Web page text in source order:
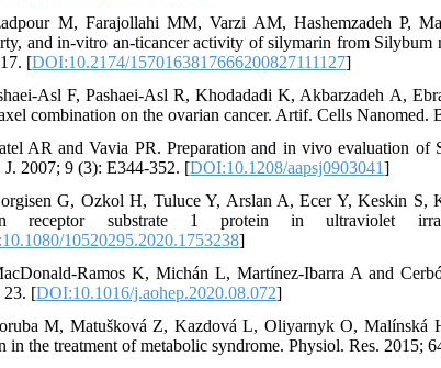
M, Farajollahi MM, Varzi AM, Hashemzadeh P,
and in-vitro an-ticancer activity of silymarin from
[DOI:10.2174/1570163817666200827111127]
Asl F, Pashaei-Asl R, Khodadadi K, Akbarzadeh A,
combination on the ovarian cancer. Artif. Cells
AR and Vavia PR. Preparation and in vivo evaluation
J. 2007; 9 (3): E344-352. [DOI:10.1208/aapsj0903041]
G, Ozkol H, Tuluce Y, Arslan A, Ecer Y, Keskin S,
receptor substrate 1 protein in ultraviolet
10520295.2020.1753238]
Ramos K, Michán L, Martínez-Ibarra A and
23. [DOI:10.1016/j.aohep.2020.08.072]
M, Matušková Z, Kazdová L, Oliyarnyk O, Malínská
in the treatment of metabolic syndrome. Physiol. Res. 2015;